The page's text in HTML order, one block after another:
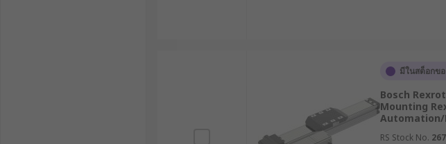
ตัวกระตุ้นเชิงเส้น เป็นส่วนประกอบที่สำคัญในระบบอัตโนมัติและเครื่องจักรในปัจจุบั
ด้วยความสามารถในการแปลงพลังงานไฟฟ้าให้เป็นการเคลื่อนที่กลไกที่ควบคุมได้ อุ
การผลิตและระบบอัตโนมัติในโรงงาน : Electric Linear Actuator นิยมใช้ในอุต
ให้ชิ้นส่วนเคลื่อนที่ได้อย่างแม่นยำตามสายการผลิต อีกทั้งยังช่วยในการทำงาน
มีในสต็อกข
Bosch
Mounting
Automation/
RS Stock No.